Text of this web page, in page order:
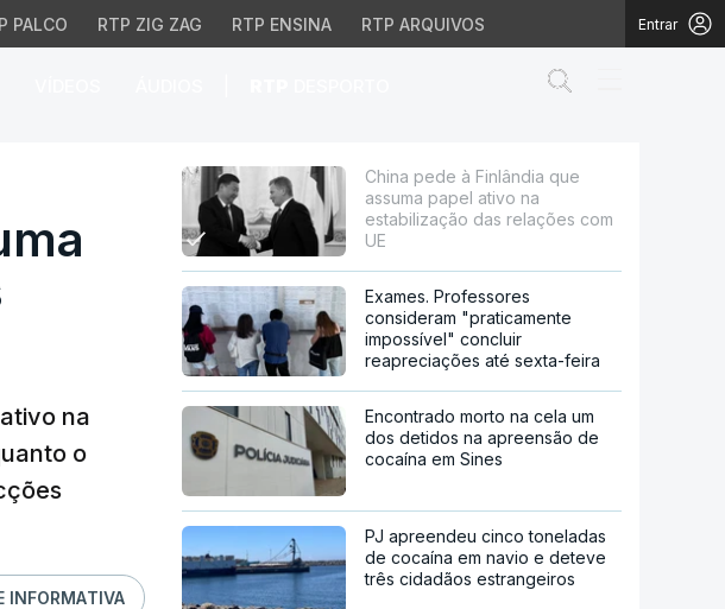
PALCO RTP ZIG ZAG RTP ENSINA RTP ARQUIVOS Entrar
papel ativo na estabilização
na
o
INFORMATIVA
China pede à Finlândia que
assuma papel ativo na
estabilização das relações com
UE
Exames. Professores
consideram "praticamente
impossível" concluir
reapreciações até sexta-feira
Encontrado morto na cela um
dos detidos na apreensão de
cocaína em Sines
PJ apreendeu cinco toneladas
de cocaína em navio e deteve
três cidadãos estrangeiros